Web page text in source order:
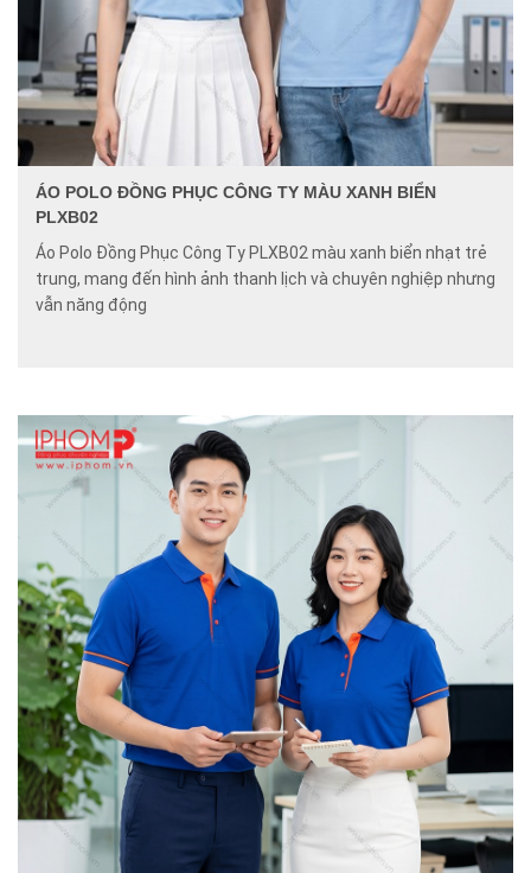
ÁO POLO ĐỒNG PHỤC CÔNG TY MÀU XANH BIỂN
PLXB02
Áo Polo Đồng Phục Công Ty PLXB02 màu xanh biển nhạt trẻ
trung, mang đến hình ảnh thanh lịch và chuyên nghiệp nhưng
vẫn năng động